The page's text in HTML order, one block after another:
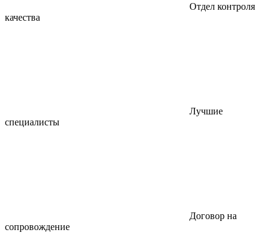
Отдел контроля
качества
Лучшие
специалисты
Договор на
сопровождение